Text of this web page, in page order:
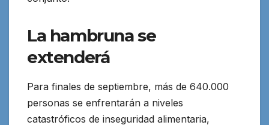
La hambruna se
extenderá
Para finales de septiembre, más de 640.000
personas se enfrentarán a niveles
catastróficos de inseguridad alimentaria,